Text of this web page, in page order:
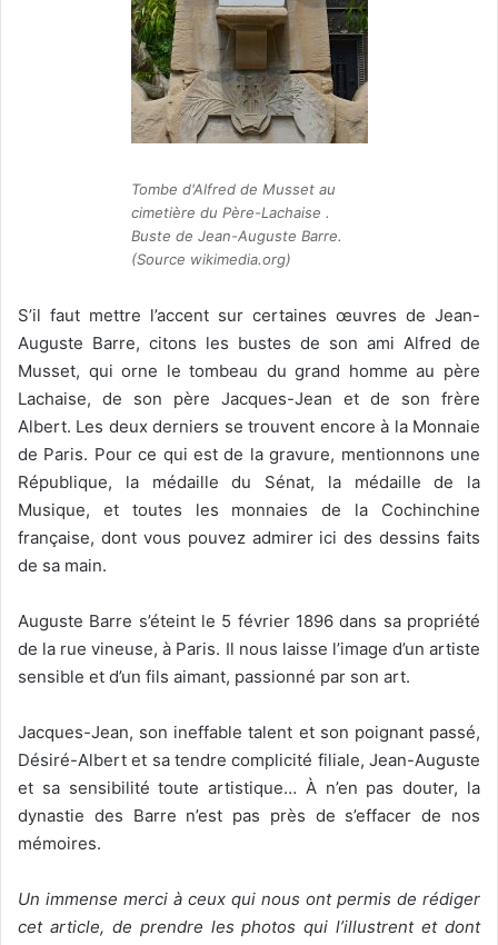
Tombe d'Alfred de Musset au
cimetière du Père-Lachaise .
Buste de Jean-Auguste Barre.
(Source wikimedia.org)
S’il faut mettre l’accent sur certaines œuvres de Jean-
Auguste Barre, citons les bustes de son ami Alfred de
Musset, qui orne le tombeau du grand homme au père
Lachaise, de son père Jacques-Jean et de son frère
Albert. Les deux derniers se trouvent encore à la Monnaie
de Paris. Pour ce qui est de la gravure, mentionnons une
République, la médaille du Sénat, la médaille de la
Musique, et toutes les monnaies de la Cochinchine
française, dont vous pouvez admirer ici des dessins faits
de sa main.
Auguste Barre s’éteint le 5 février 1896 dans sa propriété
de la rue vineuse, à Paris. Il nous laisse l’image d’un artiste
sensible et d’un fils aimant, passionné par son art.
Jacques-Jean, son ineffable talent et son poignant passé,
Désiré-Albert et sa tendre complicité filiale, Jean-Auguste
et sa sensibilité toute artistique… À n’en pas douter, la
dynastie des Barre n’est pas près de s’effacer de nos
mémoires.
Un immense merci à ceux qui nous ont permis de rédiger
cet article, de prendre les photos qui l’illustrent etdont